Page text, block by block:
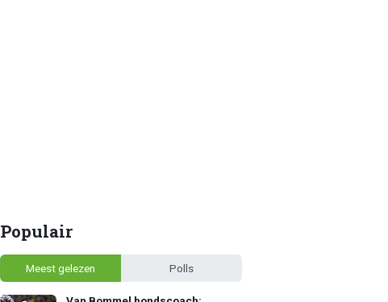
Populair
Meest gelezen Polls